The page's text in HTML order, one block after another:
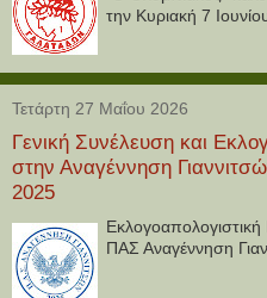
την Κυριακή 7
Τετάρτη 27 Μαΐου 2026
Γενική Συνέλευση και
στην Αναγέννηση
2025
ΠΑΣ Αναγέννηση